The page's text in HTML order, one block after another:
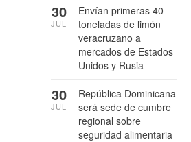
Envían primeras 40
toneladas de limón
veracruzano a
mercados de Estados
Unidos y Rusia
30
JUL
República Dominicana
será sede de cumbre
regional sobre
seguridad alimentaria
30
JUL